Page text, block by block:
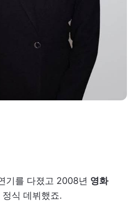
기를 다졌고 2008년 영화
정식 데뷔했죠.